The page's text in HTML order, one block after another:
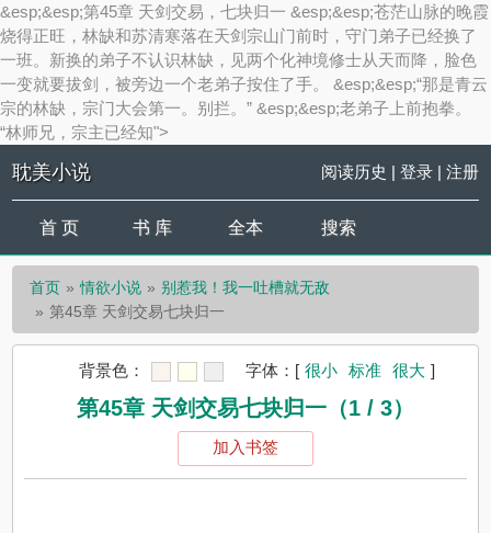
&esp;&esp;第45章 天剑交易，七块归一 &esp;&esp;苍茫山脉的晚霞
烧得正旺，林缺和苏清寒落在天剑宗山门前时，守门弟子已经换了
一班。新换的弟子不认识林缺，见两个化神境修士从天而降，脸色
一变就要拔剑，被旁边一个老弟子按住了手。 &esp;&esp;“那是青云
宗的林缺，宗门大会第一。别拦。” &esp;&esp;老弟子上前抱拳。
“林师兄，宗主已经知">
耽美小说 阅读历史 | 登录| 注册
首 页 书 库 全本 搜索
首页 情欲小说
别惹我！我一吐槽就无敌
第45章 天剑交易七块归一
背景色： 字体： [ 很小 标准 很大 ]
第45章 天剑交易七块归一（1 / 3）
加入书签